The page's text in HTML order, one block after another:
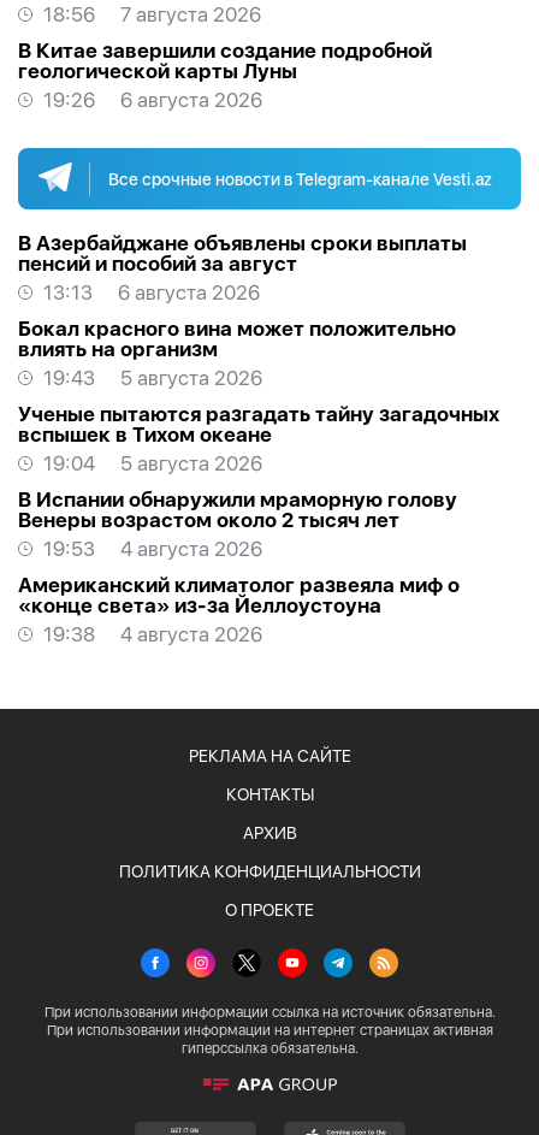
18:56
7 августа 2026
В Китае завершили создание подробной
геологической карты Луны
19:26
6 августа 2026
Все срочные новости в Telegram-канале Vesti.az
В Азербайджане объявлены сроки выплаты
пенсий и пособий за август
13:13
6 августа 2026
Бокал красного вина может положительно
влиять на организм
19:43
5 августа 2026
Ученые пытаются разгадать тайну загадочных
вспышек в Тихом океане
19:04
5 августа 2026
В Испании обнаружили мраморную голову
Венеры возрастом около 2 тысяч лет
19:53
4 августа 2026
Американский климатолог развеяла миф о
«конце света» из-за Йеллоустоуна
19:38
4 августа 2026
РЕКЛАМА НА САЙТЕ
КОНТАКТЫ
АРХИВ
ПОЛИТИКА КОНФИДЕНЦИАЛЬНОСТИ
О ПРОЕКТЕ
При использовании информации ссылка на источник обязательна.
При использовании информации на интернет страницах активная
гиперссылка обязательна.